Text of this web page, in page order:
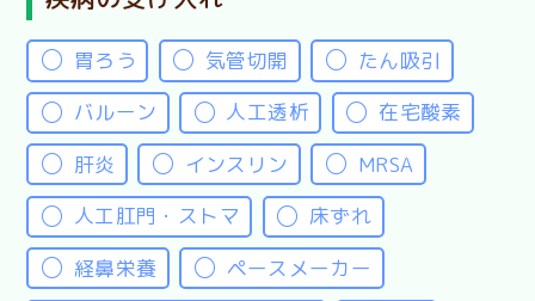
胃ろう 気管切開
たん吸引
バルーン
人工透析
在宅酸素
肝炎
インスリン
MRSA
人工肛門・ストマ
床ずれ
経鼻栄養
ペースメーカー